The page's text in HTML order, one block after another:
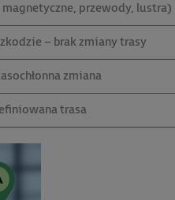
przewody, lustra)
– brak zmiany trasy
zmiana
trasa